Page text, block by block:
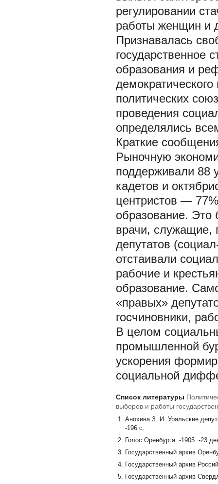
регулировании
работы женщин и
Признавалась
государственное
образования и
политических
проведения
определялись
Краткие
Рыночную
поддерживали 88
кадетов и
центристов —
образование. Это
врачи, служащие,
депутатов
отстаивали
рабочие и
образование.
«правых»
госчиновники,
В целом
промышленной
ускорения
социальной
Список литературы
выборов и работы
Анохина З. И. Уральские
-196 с.
Голос Оренбурга. -1905. -23
Государственный архив
Государственный архив
Государственный архив